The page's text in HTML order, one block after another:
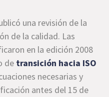
una revisión de la
de la calidad. Las
en la edición 2008
de transición hacia ISO
necesarias y
antes del 15 de